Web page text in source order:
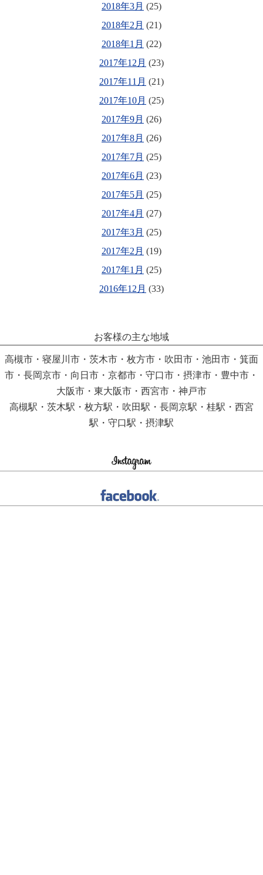
2018年3月 (25)
2018年2月 (21)
2018年1月 (22)
2017年12月 (23)
2017年11月 (21)
2017年10月 (25)
2017年9月 (26)
2017年8月 (26)
2017年7月 (25)
2017年6月 (23)
2017年5月 (25)
2017年4月 (27)
2017年3月 (25)
2017年2月 (19)
2017年1月 (25)
2016年12月 (33)
お客様の主な地域
高槻市・寝屋川市・茨木市・枚方市・吹田市・池田市・箕面
市・長岡京市・向日市・京都市・守口市・摂津市・豊中市・
大阪市・東大阪市・西宮市・神戸市
高槻駅・茨木駅・枚方駅・吹田駅・長岡京駅・桂駅・西宮
駅・守口駅・摂津駅